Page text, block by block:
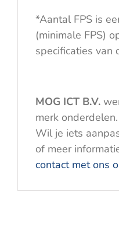
*Aantal FPS is
(minimale FPS)
specificaties van
MOG ICT B.V.
merk onderdelen.
Wil je iets
of meer
contact met ons